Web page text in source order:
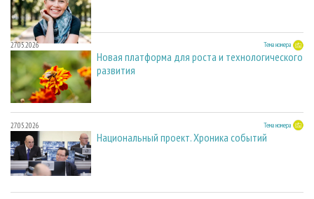
27.05.2026 Тема номера
Новая платформа для роста и технологического
развития
27.05.2026 Тема номера
Национальный проект. Хроника событий